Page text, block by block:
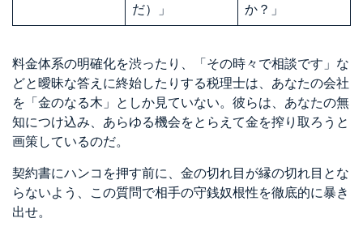
だ）」
か？」
料金体系の明確化を渋ったり、「その時々で相談です」な
どと曖昧な答えに終始したりする税理士は、あなたの会社
を「金のなる木」としか見ていない。彼らは、あなたの無
知につけ込み、あらゆる機会をとらえて金を搾り取ろうと
画策しているのだ。
契約書にハンコを押す前に、金の切れ目が縁の切れ目とな
らないよう、この質問で相手の守銭奴根性を徹底的に暴き
出せ。